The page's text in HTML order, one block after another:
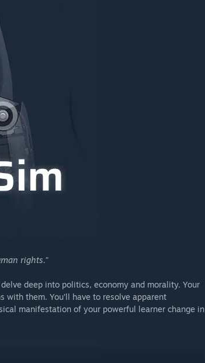
rights.”
deep into politics, economy and morality. Your
with them. You’ll have to resolve apparent
manifestation of your powerful learner change in